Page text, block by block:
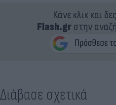
Κάνε κλικ και
Flash.grστην
Διάβασε σχετικά